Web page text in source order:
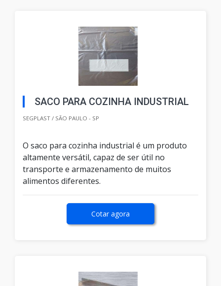
SACO PARA COZINHA INDUSTRIAL
SEGPLAST / SÃO PAULO - SP
O saco para cozinha industrial é um produto
altamente versátil, capaz de ser útil no
transporte e armazenamento de muitos
alimentos diferentes.
Cotar agora